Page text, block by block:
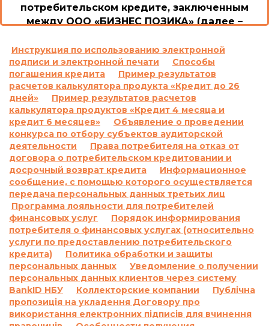
потребительском кредите, заключенным
между ООО «БИЗНЕС ПОЗИКА» (далее –
1. Возможные последствия для потребителя в
случае пользования потребительским
кредитом или невыполнение им обязанностей
согласно договору о потребительском кредите,
включая просрочку выполнения обязательств
по уплате платежей, а также размер неустойки,
процентной ставки, других платежей,
применяемых или взимаемых в случае
невыполнения обязательства по договору о
потребительском кредите:
1.1.Ответственность за просрочку
выполнения и/или невыполнение условий
договора:
По договору о предоставлении кредита по
продукту «Кредит до 26 дней»:
Согласно п. 7.5. Договора о предоставлении
кредита:
«В случае просрочки выполнения Заемщиком
денежного обязательства по уплате процентов
за пользование Кредитом и/или Комиссии и/
Инструкция по использованию электронной
подписи и электронной печати
Способы
погашения кредита
Пример результатов
расчетов калькулятора продукта «Кредит до 26
дней»
Пример результатов расчетов
калькулятора продуктов «Кредит 4 месяца и
кредит 6 месяцев»
Объявление о проведении
конкурса по отбору субъектов аудиторской
деятельности
Права потребителя на отказ от
договора о потребительском кредитовании и
досрочный возврат кредита
Информационное
сообщение, с помощью которого осуществляется
передача персональных данных третьих лиц
Программа лояльности для потребителей
финансовых услуг
Порядок информирования
потребителя о финансовых услугах (относительно
услуги по предоставлению потребительского
кредита)
Политика обработки и защиты
персональных данных
Уведомление о получении
персональных данных клиентов через систему
BankID НБУ
Коллекторские компании
Публічна
пропозиція на укладення Договору про
використання електронних підписів для вчинення